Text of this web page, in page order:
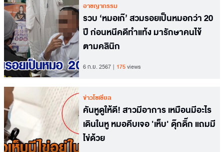
อาชญากรรม
รวบ ‘หมอเก๊’ สวมรอยเป็นหมอกว่า 20
ปี ก่อนหนีคดีทำแท้ง มารักษาคนไข้
ตามคลินิก
6 ก.ย. 2567 175views
ข่าวโซเชียล
คันหูดูให้ดี! สาวมีอาการ เหมือนมีอะไร
เดินในหู หมอคีบเจอ 'เห็บ' ดุ๊กดิ๊ก แถมมี
ไข่ด้วย